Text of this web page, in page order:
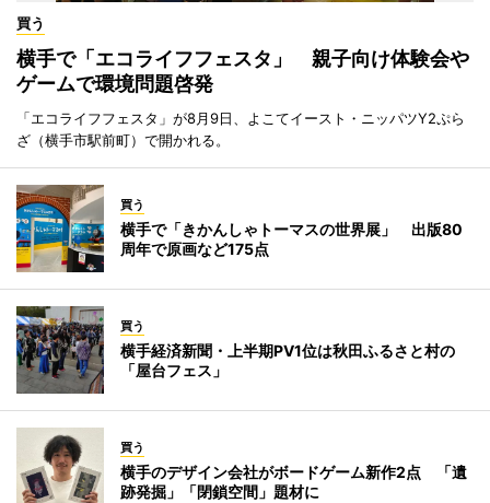
買う
横手で「エコライフフェスタ」 親子向け体験会や
ゲームで環境問題啓発
「エコライフフェスタ」が8月9日、よこてイースト・ニッパツY2ぷら
ざ（横手市駅前町）で開かれる。
買う
横手で「きかんしゃトーマスの世界展」 出版80
周年で原画など175点
買う
横手経済新聞・上半期PV1位は秋田ふるさと村の
「屋台フェス」
買う
横手のデザイン会社がボードゲーム新作2点 「遺
跡発掘」「閉鎖空間」題材に